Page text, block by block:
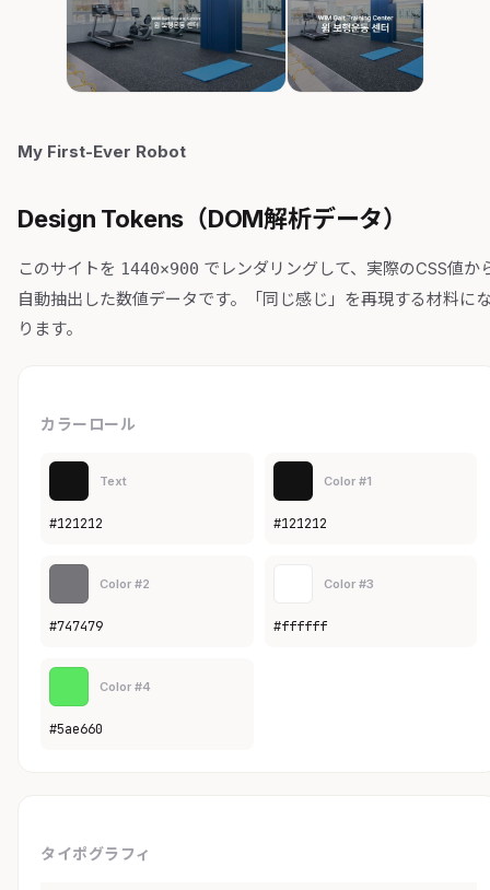
My First-Ever Robot
Design Tokens（DOM解析データ）
このサイトを 1440×900 でレンダリングして、実際のCSS値か
自動抽出した数値データです。「同じ感じ」を再現する材料に
ります。
カラーロール
Text
#121212
Color #1
#121212
Color #2
#747479
Color #3
#ffffff
Color #4
#5ae660
タイポグラフィ